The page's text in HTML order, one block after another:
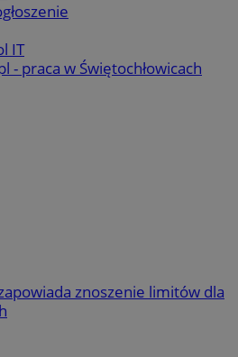
IT
- praca w Świętochłowicach
znoszenie limitów dla